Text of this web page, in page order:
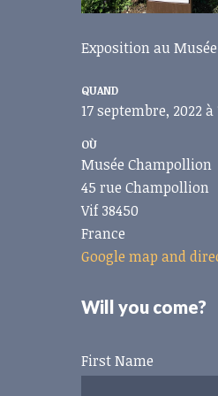
Exposition au
QUAND
17 septembre, 2022
OÙ
Musée Champollion
45 rue Champollion
Vif 38450
France
Google map and
Will you come?
First Name